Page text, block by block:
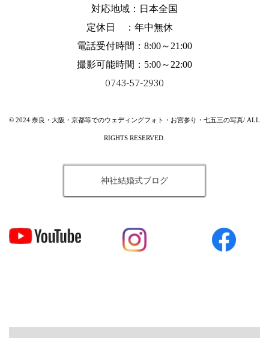
対応地域： 日本全国
定休日 ：年中無休
電話受付時間：8:00～21:00
撮影可能時間：5:00～22:00
0743-57-2930
© 2024 奈良・大阪・京都等でのウェディングフォト・お宮参り・七五三の写真/ ALL
RIGHTS RESERVED.
神社結婚式ブログ